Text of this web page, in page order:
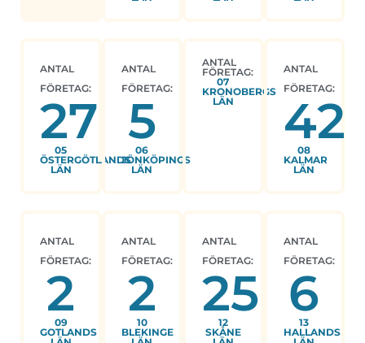
ANTAL
FÖRETAG:
27
05
ÖSTERGÖTLANDS
LÄN
ANTAL
FÖRETAG:
5
06
JÖNKÖPINGS
LÄN
ANTAL
FÖRETAG:
07
KRONOBERGS
LÄN
ANTAL
FÖRETAG:
42
08
KALMAR
LÄN
ANTAL
FÖRETAG:
2
09
GOTLANDS
ANTAL
FÖRETAG:
2
10
BLEKINGE
ANTAL
FÖRETAG:
25
12
SKÅNE
ANTAL
FÖRETAG:
6
13
HALLANDS